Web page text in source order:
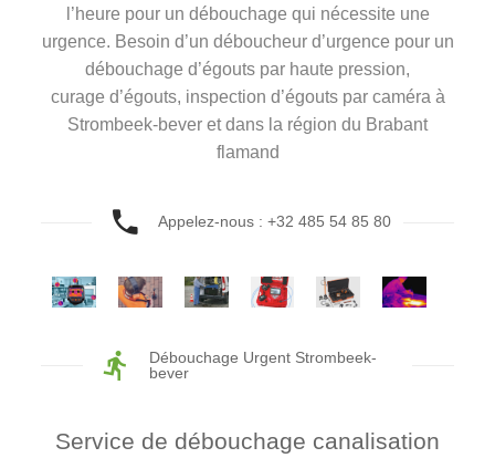
l’heure pour un débouchage qui nécessite une
urgence. Besoin d’un déboucheur d’urgence pour un
débouchage d’égouts par haute pression,
curage d’égouts, inspection d’égouts par caméra à
Strombeek-bever et dans la région du Brabant
flamand
Appelez-nous : +32 485 54 85 80
Débouchage Urgent Strombeek-
bever
Service de débouchage canalisation